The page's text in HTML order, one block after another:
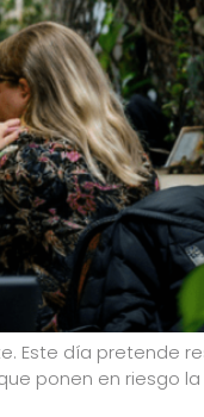
Este día pretende
ponen en riesgo